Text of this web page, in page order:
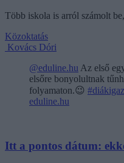
Több iskola is arról számolt
Közoktatás
Kovács Dóri
@eduline.hu Az első
elsőre bonyolultnak
folyamaton.😉
eduline.hu
Itt a pontos dátum: